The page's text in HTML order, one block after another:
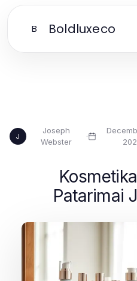
B Boldluxeco
J
Joseph
Webster
·
Patarimai